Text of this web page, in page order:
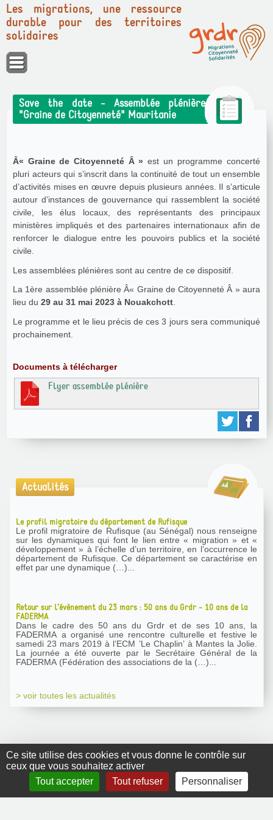
Panneau de gestion des cookies
Ce site utilise des cookies et vous donne le contrôle sur
ceux que vous souhaitez activer
Tout accepter
Tout refuser Personnaliser
Les migrations, une ressource
durable pour des territoires
solidaires
Save the date - Assemblée plénière
"Graine de Citoyenneté" Mauritanie
Â« Graine de Citoyenneté Â » est un programme concerté
pluri acteurs qui s’inscrit dans la continuité de tout un ensemble
d’activités mises en œuvre depuis plusieurs années. Il s’articule
autour d’instances de gouvernance qui rassemblent la société
civile, les élus locaux, des représentants des principaux
ministères impliqués et des partenaires internationaux afin de
renforcer le dialogue entre les pouvoirs publics et la société
civile.
Les assemblées plénières sont au centre de ce dispositif.
La 1ère assemblée plénière Â« Graine de Citoyenneté Â » aura
lieu du 29 au 31 mai 2023 à Nouakchott.
Le programme et le lieu précis de ces 3 jours sera communiqué
prochainement.
Documents à télécharger
Flyer assemblée plénière
Actualités
Le profil migratoire du département de Rufisque
Le profil migratoire de Rufisque (au Sénégal) nous renseigne
sur les dynamiques qui font le lien entre « migration » et «
développement » à l’échelle d’un territoire, en l’occurrence le
département de Rufisque. Ce département se caractérise en
effet par une dynamique (…)...
Retour sur l’évènement du 23 mars : 50 ans du Grdr - 10 ans de la
FADERMA
Dans le cadre des 50 ans du Grdr et de ses 10 ans, la
FADERMA a organisé une rencontre culturelle et festive le
samedi 23 mars 2019 à l’ECM ’Le Chaplin’ à Mantes la Jolie.
La journée a été ouverte par le Secrétaire Général de la
FADERMA (Fédération des associations de la (…)...
> voir toutes les actualités
GRDR Copyright
2010 |RSS|Plan du site|Mentions légales|Contact